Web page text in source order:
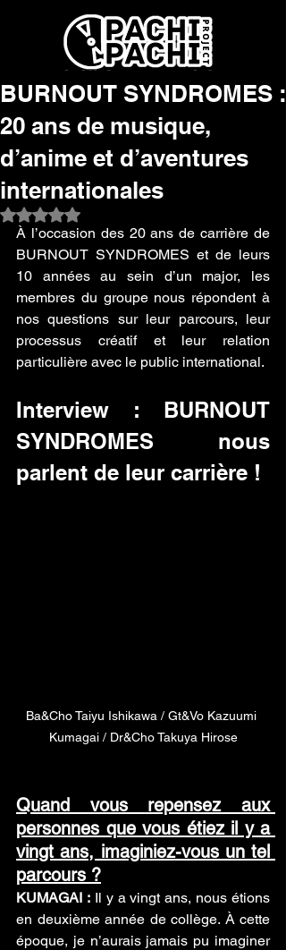
BURNOUT SYNDROMES :
20 ans de musique,
d’anime et d’aventures
internationales
Noté NaN étoiles sur 5.
À l’occasion des 20 ans de carrière de
BURNOUT SYNDROMES et de leurs
10 années au sein d’un major, les
membres du groupe nous répondent à
nos questions sur leur parcours, leur
processus créatif et leur relation
particulière avec le public international.
Interview : BURNOUT
SYNDROMES nous
parlent de leur carrière !
Ba&Cho Taiyu Ishikawa / Gt&Vo Kazuumi
Kumagai / Dr&Cho Takuya Hirose
Quand vous repensez aux
personnes que vous étiez il y a
vingt ans, imaginiez-vous un tel
parcours ?
KUMAGAI : Il y a vingt ans, nous étions
en deuxième année de collège. À cette
époque, je n’aurais jamais pu imaginer